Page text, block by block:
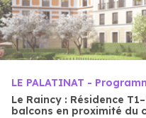
Financer
LE PALATINAT -
Le Raincy : Résidence
balcons en proximité du